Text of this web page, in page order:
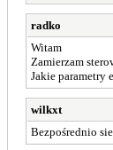
radko
Witam
Zamierzam
Jakie parametry
wilkxt
Bezpośrednio